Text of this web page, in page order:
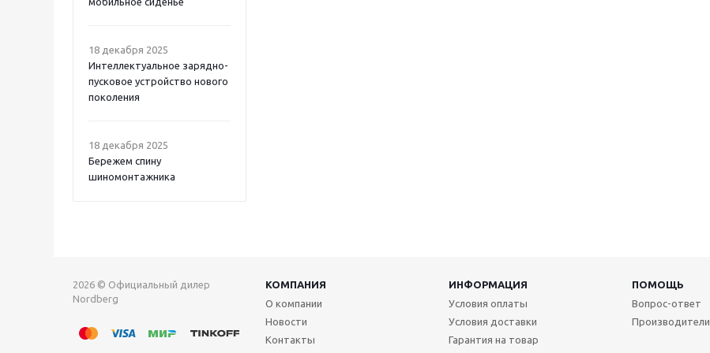
18 декабря 2025
Интеллектуальное зарядно-
пусковое устройство нового
поколения
18 декабря 2025
Бережем спину
шиномонтажника
2026 © Официальный дилер
Nordberg
КОМПАНИЯ ИНФОРМАЦИЯ
ПОМОЩЬ
О компании
Новости
Контакты
Условия оплаты
Условия доставки
Гарантия на товар
Вопрос-ответ
Производители